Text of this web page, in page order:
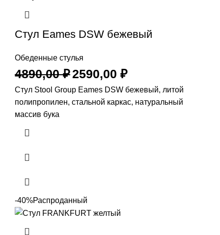
Стул Eames DSW бежевый
Обеденные стулья
4890,00₽2590,00 ₽
Стул Stool Group Eames DSW бежевый, литой
полипропилен, стальной каркас, натуральный
массив бука
-40%Распроданный